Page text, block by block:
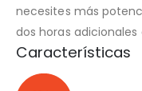
necesites más
dos horas
Características